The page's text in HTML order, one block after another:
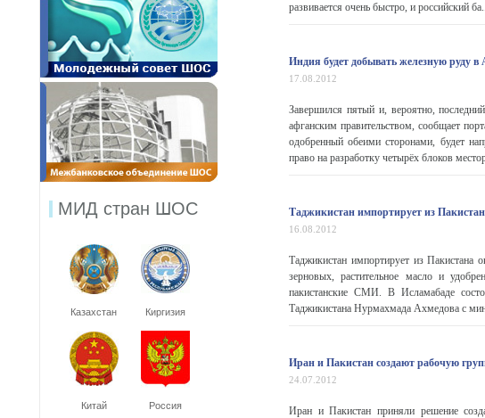
МИД стран ШОС
Казахстан Киргизия
Китай Россия
развивается очень быстро, и российский
Индия будет добывать железную руду в
17.08.2012
Завершился пятый и, вероятно,
афганским правительством, сообщает
одобренный обеими сторонами, будет
право на разработку четырёх блоков
Таджикистан импортирует из
16.08.2012
Таджикистан импортирует из
зерновых, растительное масло и
пакистанские СМИ. В Исламабаде
Таджикистана Нурмахмада Ахмедова с
Иран и Пакистан создают рабочую
24.07.2012
Иран и Пакистан приняли решение